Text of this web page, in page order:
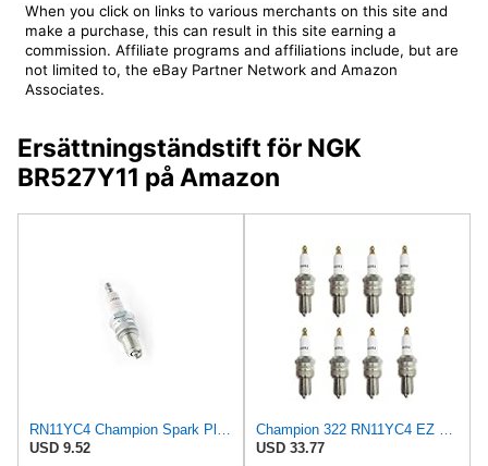
When you click on links to various merchants on this site and
make a purchase, this can result in this site earning a
commission. Affiliate programs and affiliations include, but are
not limited to, the eBay Partner Network and Amazon
Associates.
Ersättningständstift för NGK
BR527Y11 på Amazon
USD 9.52
USD 33.77